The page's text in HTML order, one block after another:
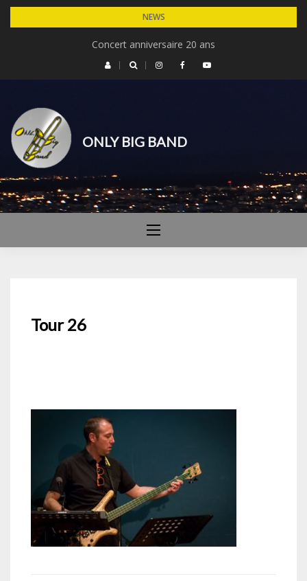
Skip
NEWS
Concert anniversaire 20 ans
Concert Michel Legrand – 30 ans du cinéma de Dardilly
ONLY BIG BAND
Tour 26